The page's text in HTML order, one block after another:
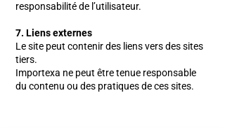
responsabilité de l’utilisateur.
7. Liens externes
Le site peut contenir des liens vers des sites
tiers.
Importexa ne peut être tenue responsable
du contenu ou des pratiques de ces sites.